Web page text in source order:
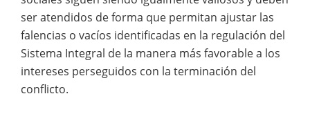
ser atendidos de forma que permitan ajustar las
falencias o vacíos identificadas en la regulación del
Sistema Integral de la manera más favorable a los
intereses perseguidos con la terminación del
conflicto.